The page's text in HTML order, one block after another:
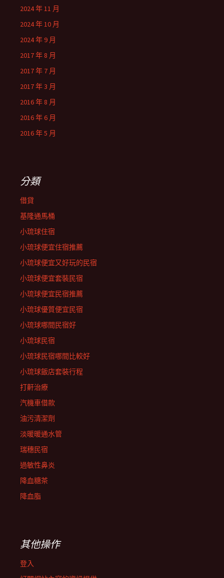
2024 年 11 月
2024 年 10 月
2024 年 9 月
2017 年 8 月
2017 年 7 月
2017 年 3 月
2016 年 8 月
2016 年 6 月
2016 年 5 月
分類
借貸
基隆通馬桶
小琉球住宿
小琉球便宜住宿推薦
小琉球便宜又好玩的民宿
小琉球便宜套裝民宿
小琉球便宜民宿推薦
小琉球優質便宜民宿
小琉球哪間民宿好
小琉球民宿
小琉球民宿哪間比較好
小琉球飯店套裝行程
打鼾治療
汽機車借款
油污清潔劑
淡暖暖通水管
瑞穗民宿
過敏性鼻炎
降血糖茶
降血脂
其他操作
登入